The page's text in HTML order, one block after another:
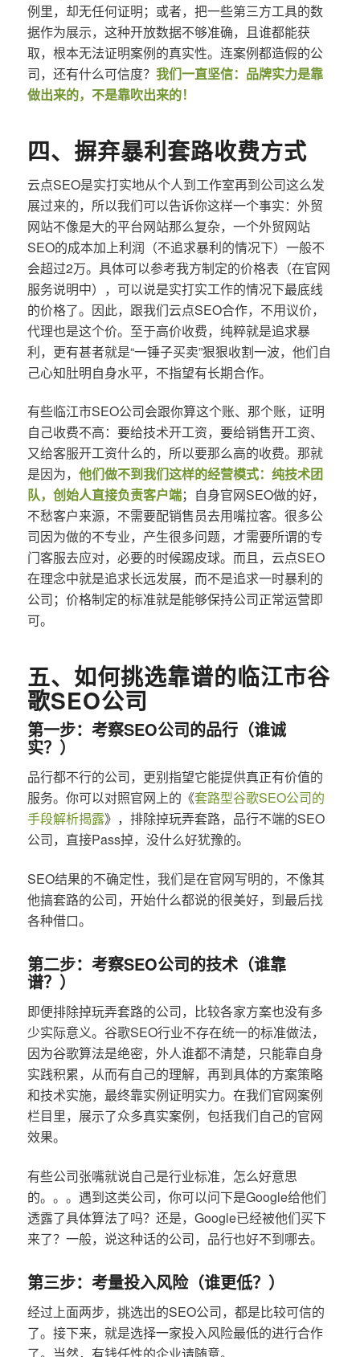
例里，却无任何证明；或者，把一些第三方工具的数
据作为展示，这种开放数据不够准确，且谁都能获
取，根本无法证明案例的真实性。连案例都造假的公
司，还有什么可信度？ 我们一直坚信：品牌实力是靠
做出来的，不是靠吹出来的！
四、摒弃暴利套路收费方式
云点SEO是实打实地从个人到工作室再到公司这么发
展过来的，所以我们可以告诉你这样一个事实：外贸
网站不像是大的平台网站那么复杂，一个外贸网站
SEO的成本加上利润（不追求暴利的情况下）一般不
会超过2万。具体可以参考我方制定的价格表（在官网
服务说明中），可以说是实打实工作的情况下最底线
的价格了。因此，跟我们云点SEO合作，不用议价，
代理也是这个价。至于高价收费，纯粹就是追求暴
利，更有甚者就是“一锤子买卖”狠狠收割一波，他们自
己心知肚明自身水平，不指望有长期合作。
有些临江市SEO公司会跟你算这个账、那个账，证明
自己收费不高：要给技术开工资，要给销售开工资、
又给客服开工资什么的，所以要那么高的收费。那就
是因为， 他们做不到我们这样的经营模式：纯技术团
队，创始人直接负责客户端；自身官网SEO做的好，
不愁客户来源，不需要配销售员去用嘴拉客。很多公
司因为做的不专业，产生很多问题，才需要所谓的专
门客服去应对，必要的时候踢皮球。而且，云点SEO
在理念中就是追求长远发展，而不是追求一时暴利的
公司；价格制定的标准就是能够保持公司正常运营即
可。
五、如何挑选靠谱的临江市谷
歌SEO公司
第一步：考察SEO公司的品行（谁诚
实？）
品行都不行的公司，更别指望它能提供真正有价值的
服务。你可以对照官网上的《套路型谷歌SEO公司的
手段解析揭露》，排除掉玩弄套路，品行不端的SEO
公司，直接Pass掉，没什么好犹豫的。
SEO结果的不确定性，我们是在官网写明的，不像其
他搞套路的公司，开始什么都说的很美好，到最后找
各种借口。
第二步：考察SEO公司的技术（谁靠
谱？）
即便排除掉玩弄套路的公司，比较各家方案也没有多
少实际意义。谷歌SEO行业不存在统一的标准做法，
因为谷歌算法是绝密，外人谁都不清楚，只能靠自身
实践积累，从而有自己的理解，再到具体的方案策略
和技术实施，最终靠实例证明实力。在我们官网案例
栏目里，展示了众多真实案例，包括我们自己的官网
效果。
有些公司张嘴就说自己是行业标准，怎么好意思
的。。。遇到这类公司，你可以问下是Google给他们
透露了具体算法了吗？还是，Google已经被他们买下
来了？一般，说这种话的公司，品行也好不到哪去。
第三步：考量投入风险（谁更低？）
经过上面两步，挑选出的SEO公司，都是比较可信的
了。接下来，就是选择一家投入风险最低的进行合作